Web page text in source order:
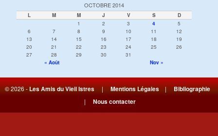
OCTOBRE 2014
L M M J V S
D
1
2 3 4
5
6
7 8 9 10 11
12
13
14 15 16 17 18
19
20
21 22 23 24 25
26
27
28 29 30
31
« Août
Nov »
© 2026 -Les Amis du Vieil Istres|Mentions Légales|Bibliographie
| Nous contacter